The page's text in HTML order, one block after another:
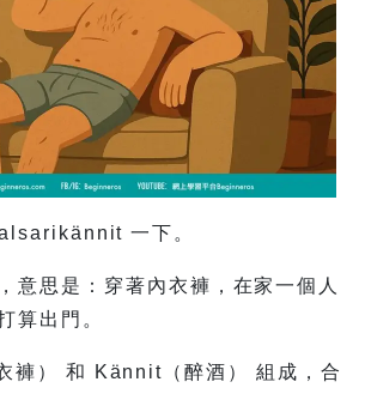
一下。
意思是：穿著內衣褲，在家一個人
算出門。
褲） 和 Kännit（醉酒） 組成，合